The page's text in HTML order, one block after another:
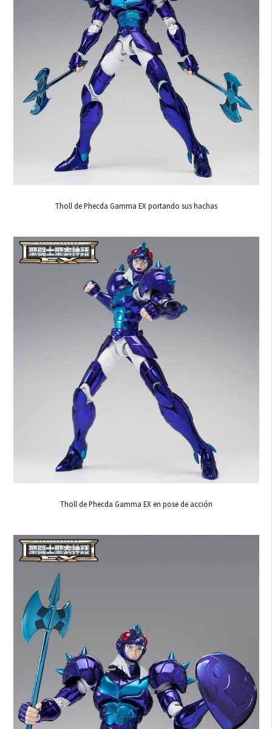
Tholl de Phecda Gamma EX portando sus hachas
Tholl de Phecda Gamma EX en pose de acción